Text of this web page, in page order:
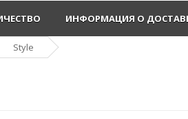
ИНФОРМАЦИЯ О
Style